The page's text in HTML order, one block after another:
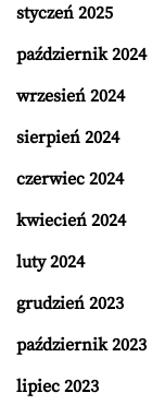
styczeń 2025
październik 2024
wrzesień 2024
sierpień 2024
czerwiec 2024
kwiecień 2024
luty 2024
grudzień 2023
październik 2023
lipiec 2023